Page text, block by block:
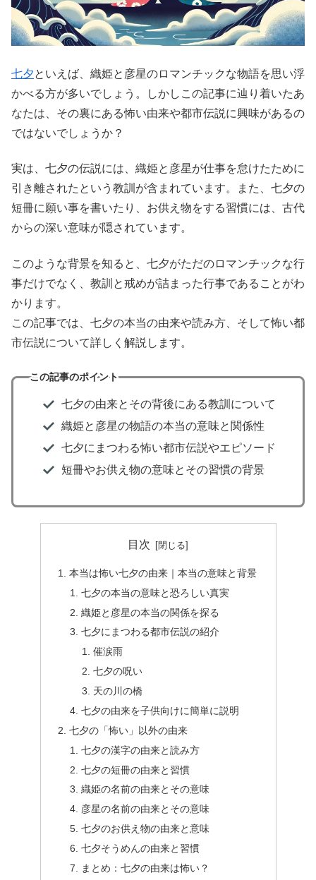
七夕といえば、織姫と彦星のロマンチックな物語を思い浮
かべる方が多いでしょう。しかしこの記事に辿り着いたあ
なたは、その裏にある怖い由来や都市伝説に興味があるの
ではないでしょうか？
実は、七夕の伝説には、織姫と彦星が仕事を怠けたために
引き離されたという教訓が含まれています。また、七夕の
短冊に願い事を書いたり、お供え物をする習慣には、古代
からの深い意味が隠されています。
このような背景を知ると、七夕がただのロマンチックな行
事だけでなく、教訓と戒めが詰まった行事であることがわ
かります。
この記事では、七夕の本当の由来や読み方、そして怖い都
市伝説について詳しく解説します。
この記事のポイント
七夕の由来とその背後にある教訓について
織姫と彦星の物語の本当の意味と関係性
七夕にまつわる怖い都市伝説やエピソード
短冊やお供え物の意味とその習慣の背景
目次
本当は怖い七夕の由来｜本当の意味と背景
七夕の本当の意味と恐ろしい真実
織姫と彦星の本当の関係を探る
七夕にまつわる都市伝説の紹介
催涙雨
七夕の呪い
天の川の橋
七夕の由来を子供向けに簡単に説明
七夕の「怖い」以外の由来
七夕の漢字の由来と読み方
七夕の短冊の由来と習慣
織姫の名前の由来とその意味
彦星の名前の由来とその意味
七夕のお供え物の由来と意味
七夕そうめんの由来と習慣
まとめ：七夕の由来は怖い？